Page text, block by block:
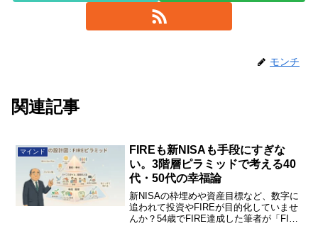
モンチ
関連記事
マインド
FIREも新NISAも手段にすぎな
い。3階層ピラミッドで考える40
代・50代の幸福論
新NISAの枠埋めや資産目標など、数字に
追われて投資やFIREが目的化していませ
んか？54歳でFIRE達成した筆者が「FIRE